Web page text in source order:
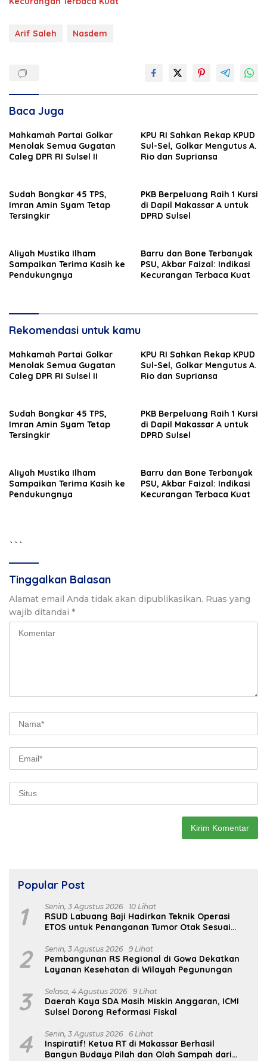
Arif Saleh Nasdem
Baca Juga
Mahkamah Partai Golkar
Menolak Semua Gugatan
Caleg DPR RI Sulsel II
KPU RI Sahkan Rekap KPUD
Sul-Sel, Golkar Mengutus A.
Rio dan Supriansa
Sudah Bongkar 45 TPS,
Imran Amin Syam Tetap
Tersingkir
PKB Berpeluang Raih 1 Kursi
di Dapil Makassar A untuk
DPRD Sulsel
Aliyah Mustika Ilham
Sampaikan Terima Kasih ke
Pendukungnya
Barru dan Bone Terbanyak
PSU, Akbar Faizal: Indikasi
Kecurangan Terbaca Kuat
Rekomendasi untuk kamu
Mahkamah Partai Golkar
Menolak Semua Gugatan
Caleg DPR RI Sulsel II
KPU RI Sahkan Rekap KPUD
Sul-Sel, Golkar Mengutus A.
Rio dan Supriansa
Sudah Bongkar 45 TPS,
Imran Amin Syam Tetap
Tersingkir
PKB Berpeluang Raih 1 Kursi
di Dapil Makassar A untuk
DPRD Sulsel
Aliyah Mustika Ilham
Sampaikan Terima Kasih ke
Pendukungnya
Barru dan Bone Terbanyak
PSU, Akbar Faizal: Indikasi
Kecurangan Terbaca Kuat
```
Tinggalkan Balasan
Alamat email Anda tidak akan dipublikasikan. Ruas yang
wajib ditandai *
Popular Post
1 Senin, 3 Agustus 2026 10 Lihat
RSUD Labuang Baji Hadirkan Teknik Operasi
ETOS untuk Penanganan Tumor Otak Sesuai
2 Senin, 3 Agustus 2026 9 Lihat
Pembangunan RS Regional di Gowa Dekatkan
Layanan Kesehatan di Wilayah Pegunungan
3 Selasa, 4 Agustus 2026 9 Lihat
Daerah Kaya SDA Masih Miskin Anggaran, ICMI
Sulsel Dorong Reformasi Fiskal
4 Senin, 3 Agustus 2026 6 Lihat
Inspiratif! Ketua RT di Makassar Berhasil
Bangun Budaya Pilah dan Olah Sampah dari